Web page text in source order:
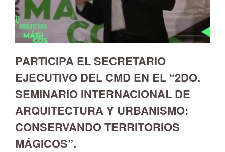
PARTICIPA EL SECRETARIO
EJECUTIVO DEL CMD EN EL “2DO.
SEMINARIO INTERNACIONAL DE
ARQUITECTURA Y URBANISMO:
CONSERVANDO TERRITORIOS
MÁGICOS”.